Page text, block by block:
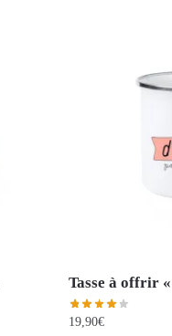
Tasse à offrir
19,90€